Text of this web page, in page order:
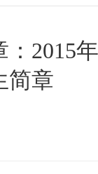
：2015
简章